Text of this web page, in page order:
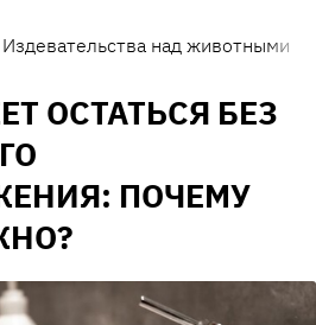
Издевательства над животными
ОСТАТЬСЯ БЕЗ
ПОЧЕМУ